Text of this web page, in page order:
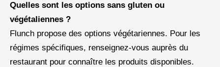
Quelles sont les options sans gluten ou
végétaliennes ?
Flunch propose des options végétariennes. Pour les
régimes spécifiques, renseignez-vous auprès du
restaurant pour connaître les produits disponibles.